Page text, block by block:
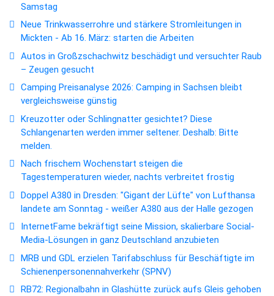
Samstag
Neue Trinkwasserrohre und stärkere Stromleitungen in
Mickten - Ab 16. März: starten die Arbeiten
Autos in Großzschachwitz beschädigt und versuchter Raub
– Zeugen gesucht
Camping Preisanalyse 2026: Camping in Sachsen bleibt
vergleichsweise günstig
Kreuzotter oder Schlingnatter gesichtet? Diese
Schlangenarten werden immer seltener. Deshalb: Bitte
melden.
Nach frischem Wochenstart steigen die
Tagestemperaturen wieder, nachts verbreitet frostig
Doppel A380 in Dresden: "Gigant der Lüfte" von Lufthansa
landete am Sonntag - weißer A380 aus der Halle gezogen
InternetFame bekräftigt seine Mission, skalierbare Social-
Media-Lösungen in ganz Deutschland anzubieten
MRB und GDL erzielen Tarifabschluss für Beschäftigte im
Schienenpersonennahverkehr (SPNV)
RB72: Regionalbahn in Glashütte zurück aufs Gleis gehoben